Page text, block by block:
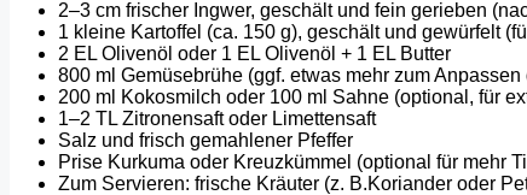
2–3 cm frischer Ingwer, geschält und fein gerieben
1 kleine Kartoffel (ca. 150 g), geschält und gewürfelt
2 EL Olivenöl oder 1 EL Olivenöl + 1 EL Butter
800 ml Gemüsebrühe (ggf. etwas mehr zum
200 ml Kokosmilch oder 100 ml Sahne (optional, für
1–2 TL Zitronensaft oder Limettensaft
Salz und frisch gemahlener Pfeffer
Prise Kurkuma oder Kreuzkümmel (optional für mehr
Zum Servieren: frische Kräuter (z. B.Koriander oder